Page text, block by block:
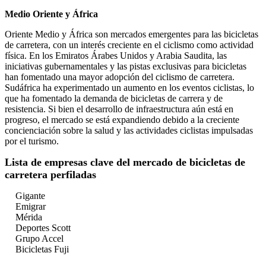
Medio Oriente y África
Oriente Medio y África son mercados emergentes para las bicicletas
de carretera, con un interés creciente en el ciclismo como actividad
física. En los Emiratos Árabes Unidos y Arabia Saudita, las
iniciativas gubernamentales y las pistas exclusivas para bicicletas
han fomentado una mayor adopción del ciclismo de carretera.
Sudáfrica ha experimentado un aumento en los eventos ciclistas, lo
que ha fomentado la demanda de bicicletas de carrera y de
resistencia. Si bien el desarrollo de infraestructura aún está en
progreso, el mercado se está expandiendo debido a la creciente
concienciación sobre la salud y las actividades ciclistas impulsadas
por el turismo.
Lista de empresas clave del mercado de bicicletas de
carretera perfiladas
Gigante
Emigrar
Mérida
Deportes Scott
Grupo Accel
Bicicletas Fuji